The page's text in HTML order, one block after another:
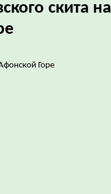
скита на
Горе